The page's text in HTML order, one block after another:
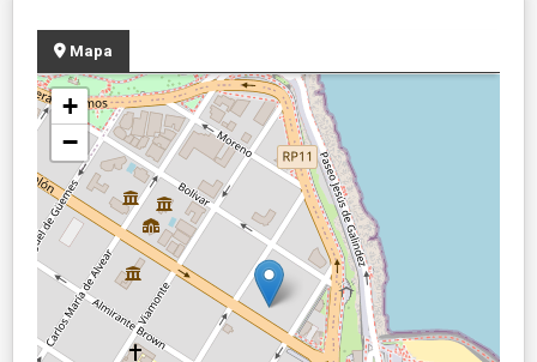
Mapa
+
−